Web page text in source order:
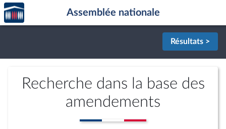
Aller au contenu
Aller en bas de la page
Accèder
à la
page
Assemblée nationale
Résultats >
Recherche dans la base des
amendements